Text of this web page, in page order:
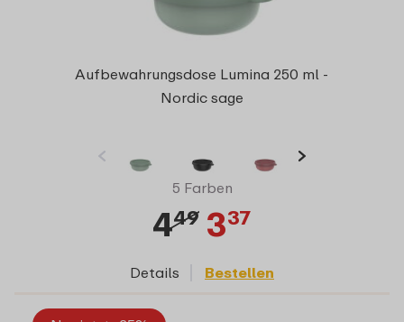
Aufbewahrungsdose Lumina 250 ml -
Nordic sage
5 Farben
449 337
Details Bestellen